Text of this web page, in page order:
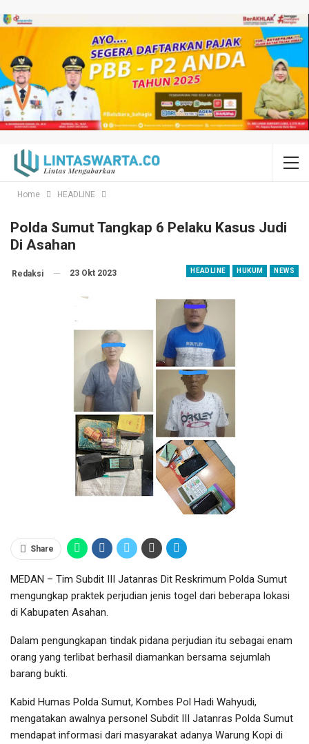
Home HEADLINE
Polda Sumut Tangkap 6 Pelaku Kasus Judi
Di Asahan
HEADLINE HUKUM NEWS
Redaksi 23 Okt 2023
Share
MEDAN – Tim Subdit III Jatanras Dit Reskrimum Polda Sumut
mengungkap praktek perjudian jenis togel dari beberapa lokasi
di Kabupaten Asahan.
Dalam pengungkapan tindak pidana perjudian itu sebagai enam
orang yang terlibat berhasil diamankan bersama sejumlah
barang bukti.
Kabid Humas Polda Sumut, Kombes Pol Hadi Wahyudi,
mengatakan awalnya personel Subdit III Jatanras Polda Sumut
mendapat informasi dari masyarakat adanya Warung Kopi di